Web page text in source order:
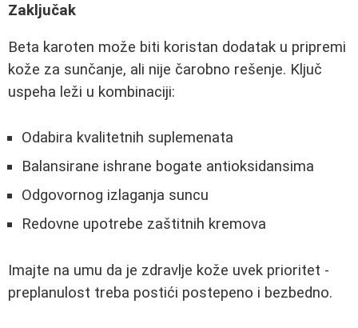
Zaključak
Beta karoten može biti koristan dodatak u pripremi
kože za sunčanje, ali nije čarobno rešenje. Ključ
uspeha leži u kombinaciji:
Odabira kvalitetnih suplemenata
Balansirane ishrane bogate antioksidansima
Odgovornog izlaganja suncu
Redovne upotrebe zaštitnih kremova
Imajte na umu da je zdravlje kože uvek prioritet -
preplanulost treba postići postepeno i bezbedno.